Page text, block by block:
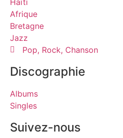
Haïti
Afrique
Bretagne
Jazz
Pop, Rock, Chanson
Discographie
Albums
Singles
Suivez-nous